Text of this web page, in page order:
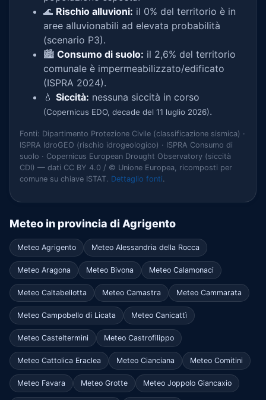
🌊 Rischio alluvioni: il 0% del territorio è in
aree alluvionabili ad elevata probabilità
(scenario P3).
🏙️ Consumo di suolo: il 2,6% del territorio
comunale è impermeabilizzato/edificato
(ISPRA 2024).
💧 Siccità: nessuna siccità in corso
(Copernicus EDO, decade del 11 luglio 2026).
Fonti: Dipartimento Protezione Civile (classificazione sismica) ·
ISPRA IdroGEO (rischio idrogeologico) · ISPRA Consumo di
suolo · Copernicus European Drought Observatory (siccità
CDI) — dati CC BY 4.0 / © Unione Europea, ricomposti per
comune su chiave ISTAT. Dettaglio fonti.
Meteo in provincia di Agrigento
Meteo Agrigento Meteo Alessandria della Rocca
Meteo Aragona Meteo Bivona Meteo Calamonaci
Meteo Caltabellotta Meteo Camastra Meteo Cammarata
Meteo Campobello di Licata Meteo Canicattì
Meteo Casteltermini Meteo Castrofilippo
Meteo Cattolica Eraclea Meteo Cianciana Meteo Comitini
Meteo Favara Meteo Grotte Meteo Joppolo Giancaxio